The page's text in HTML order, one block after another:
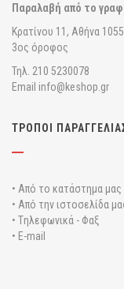
Παραλαβή από το
Κρατίνου 11, Αθήνα
3ος όροφος
Τηλ. 210 5230078
Email info@keshop.gr
ΤΡΟΠΟΙ
• Από το κατάστημα μας
• Από την ιστοσελίδα
• Tηλεφωνικά - Φαξ
• E-mail